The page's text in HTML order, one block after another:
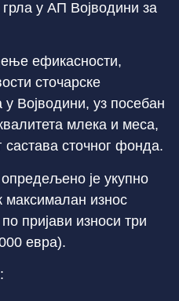
у АП Војводини за
ефикасности,
сточарске
Војводини, уз посебан
млека и меса,
сточног фонда.
је укупно
износ
пријави износи три
евра).